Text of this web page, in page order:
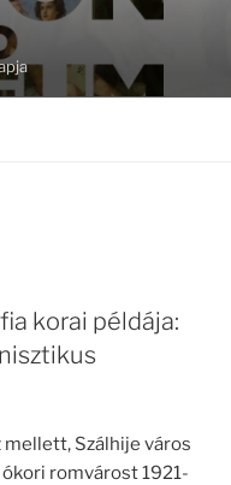
korai példája:
mellett, Szálhije város
romvárost 1921-